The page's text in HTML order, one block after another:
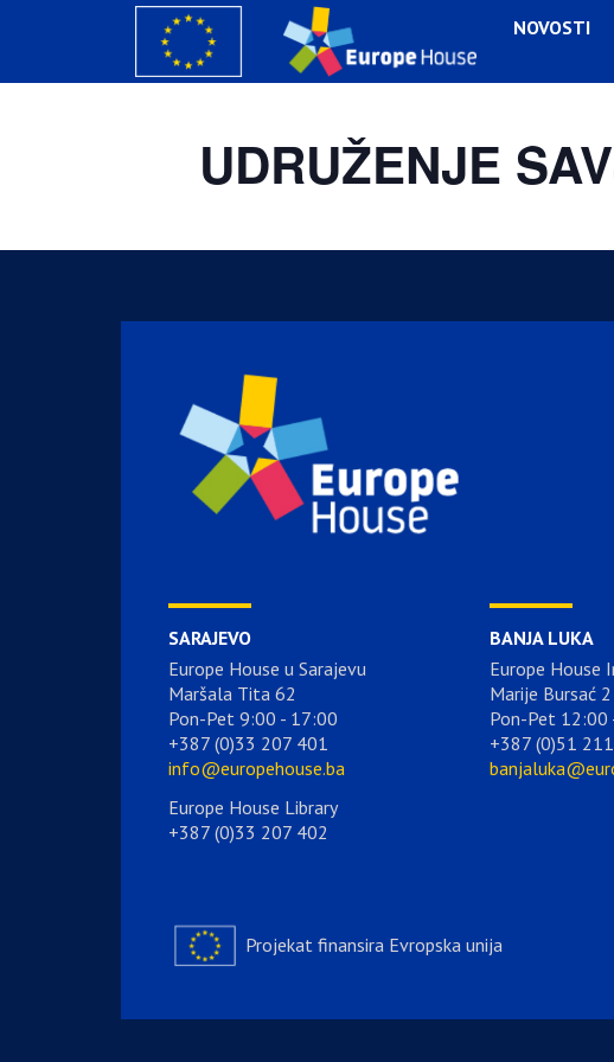
NOVOSTI
UDRUŽENJE
SARAJEVO
Europe House u Sarajevu
Maršala Tita 62
Pon-Pet 9:00 - 17:00
+387 (0)33 207 401
info@europehouse.ba
Europe House Library
+387 (0)33 207 402
BANJA LUKA
Europe House
Marije Bursać 2
Pon-Pet 12:00
+387 (0)51
Projekat finansira Evropska unija